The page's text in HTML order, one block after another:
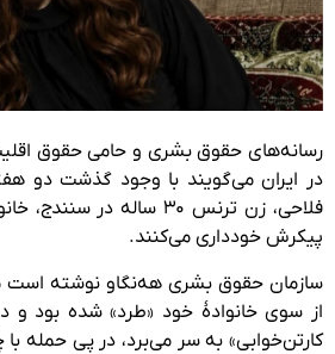
رسانه‌های حقوق بشری و حامی حقوق
در ایران می‌گویند با وجود گذشت دو
فلاحی، زن ترنس ۳۰ ساله در
پیکرش خودداری می‌کنند.
سازمان حقوق بشری هه‌نگاو نوشته است
از سوی خانوادهٔ خود «طرد» شده بود و
کارتن‌خوابی» به سر می‌برد، در پی حمله